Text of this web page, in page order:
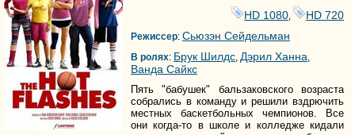
HD 1080
HD 720
Режиссер: Сьюзэн Сейдельман
В ролях: Брук Шилдс, Дэрил Ханна,
Ванда Сайкс
Пять "бабушек" бальзаковского возраста
собрались в команду и решили вздрючить
местных баскетбольных чемпионов. Все
они когда-то в школе и колледже кидали